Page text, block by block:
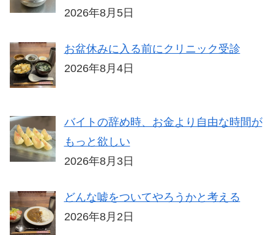
2026年8月5日
お盆休みに入る前にクリニック受診
2026年8月4日
バイトの辞め時、お金より自由な時間が
もっと欲しい
2026年8月3日
どんな嘘をついてやろうかと考える
2026年8月2日